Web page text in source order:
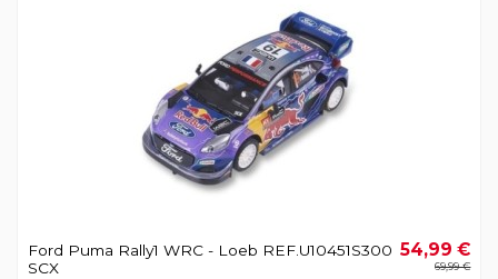
Ford Puma Rally1 WRC - Loeb REF.U10451S300
SCX
54,99 €
69,99 €